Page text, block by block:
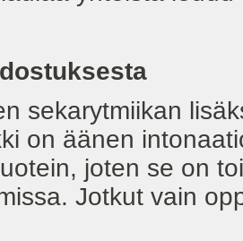
sekarytmiikan
on äänen
joten se on
Jotkut vain